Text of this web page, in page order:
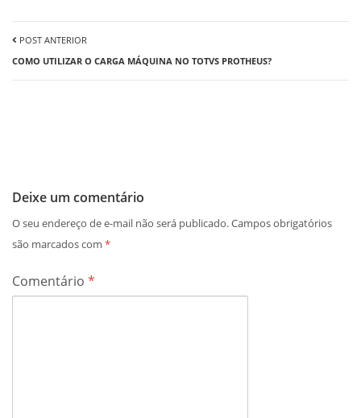
POST ANTERIOR
COMO UTILIZAR O CARGA MÁQUINA NO TOTVS PROTHEUS?
Deixe um comentário
O seu endereço de e-mail não será publicado.Campos obrigatórios
são marcados com *
Comentário *